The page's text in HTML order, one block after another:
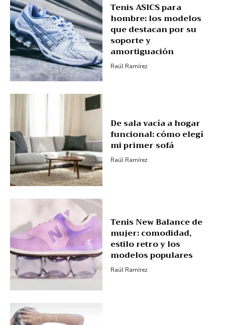
Tenis ASICS para
hombre: los modelos
que destacan por su
soporte y
amortiguación
Raúl Ramírez
De sala vacía a hogar
funcional: cómo elegí
mi primer sofá
Raúl Ramírez
Tenis New Balance de
mujer: comodidad,
estilo retro y los
modelos populares
Raúl Ramírez